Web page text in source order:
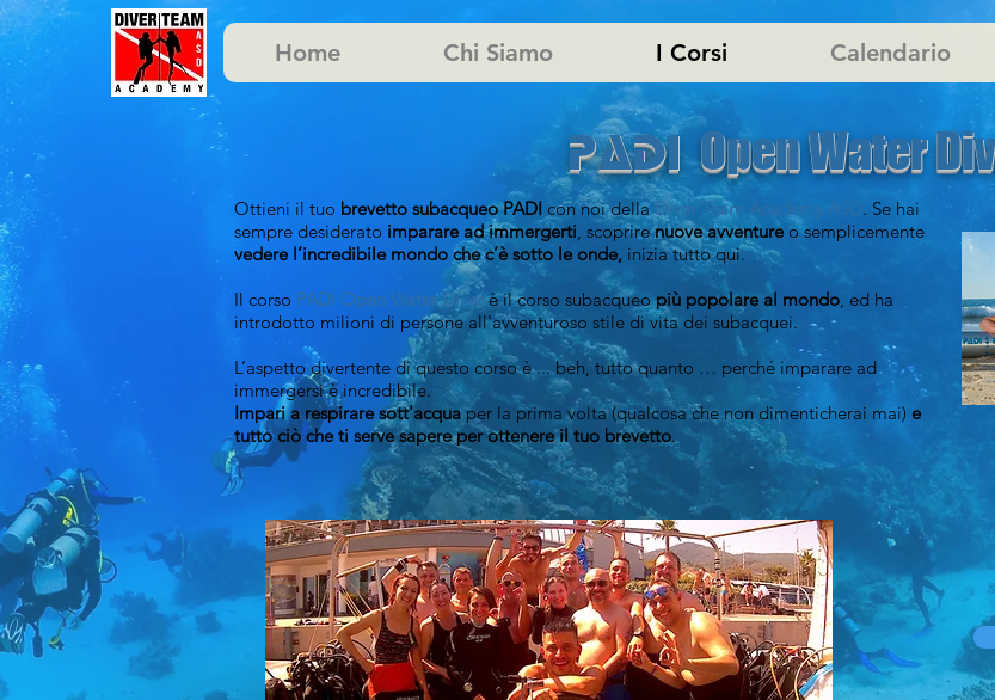
Home Chi Siamo I Corsi Calendario
PADIOpen Water
Ottieni il tuo brevetto subacqueo PADI con noi dellaDiver Team Academy ASD. Se hai
sempre desiderato imparare ad immergerti, scoprirenuove avventureo semplicemente
vedere l’incredibile mondo che c’è sotto le onde, inizia tutto qui.
Il corso PADI Open Water Diverè il corso subacqueopiù popolare al mondo, ed ha
introdotto milioni di persone all'avventuroso stile di vita dei subacquei.
L’aspetto divertente di questo corso è ... beh, tutto quanto … perché imparare ad
immergersi è incredibile.
Impari a respirare sott'acquaper la prima volta (qualcosa che non dimenticherai mai) e
tutto ciò che ti serve sapere per ottenere il tuo brevetto.